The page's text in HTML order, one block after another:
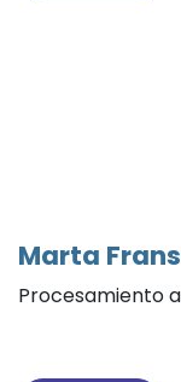
Marta
Procesamiento